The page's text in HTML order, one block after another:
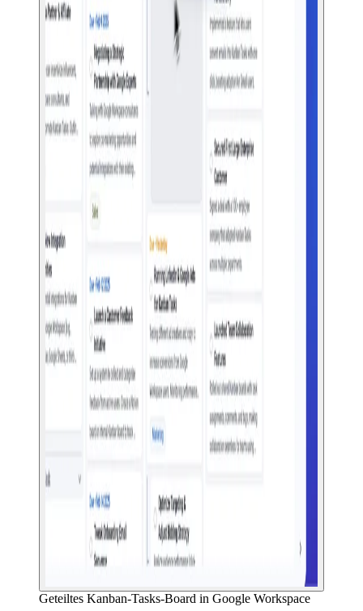
Geteiltes Kanban-Tasks-Board in Google Workspace